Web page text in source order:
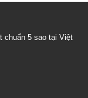
chuẩn 5 sao tại Việt